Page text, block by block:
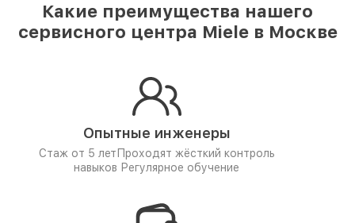
Какие преимущества нашего
сервисного центра Miele в Москве
Опытные инженеры
Стаж от 5 лет Проходят жёсткий контроль
навыков Регулярное обучение